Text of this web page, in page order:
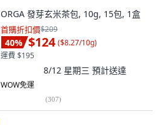
ORGA 發芽玄米茶包, 10g, 15包, 1盒
首購折扣價$209
40% $124 ($8.27/10g)
運費 $195
8/12 星期三 預計送達
WOW免運
(307)